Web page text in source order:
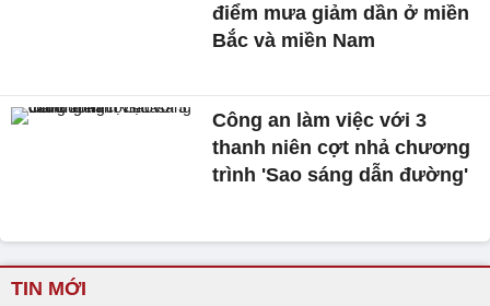
điểm mưa giảm dần ở miền
Bắc và miền Nam
Công an làm việc với 3
thanh niên cợt nhả chương
trình 'Sao sáng dẫn đường'
TIN MỚI